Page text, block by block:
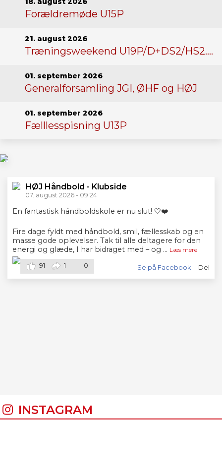
Forældremøde U15P
21. august 2026
Træningsweekend U19P/D+DS2/HS2. Tutten bruges on-off
01. september 2026
Generalforsamling JGI, ØHF og HØJ
01. september 2026
Fælllesspisning U13P
Håndbold
-
Klubside
synes godt om
HØJ Håndbold - Klubside
07. august 2026 - 09:24
En fantastisk håndboldskole er nu slut! 🤍❤️
Fire dage fyldt med håndbold, smil, fællesskab og en
masse gode oplevelser. Tak til alle deltagere for den
energi og glæde, I har bidraget med – og ... Læs mere
91 1 0 Se på Facebook Del
INSTAGRAM